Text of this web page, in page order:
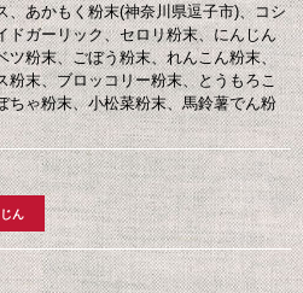
、あかもく粉末(神奈川県逗子市)、コシ
ドガーリック、セロリ粉末、にんじん
ツ粉末、ごぼう粉末、れんこん粉末、
粉末、ブロッコリー粉末、とうもろこ
ちゃ粉末、小松菜粉末、馬鈴薯でん粉
ん